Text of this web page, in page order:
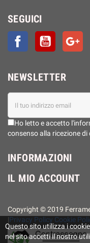
SEGUICI
FacebookYouTube
NEWSLETTER
Ho letto e accetto
consenso alla ricezione
INFORMAZIONI
IL MIO ACCOUNT
Copyright © 2019
|Privacy Policy Cookie
Questo sito utilizza i
nel sito accetti il ​​nostro